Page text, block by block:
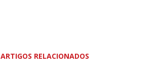
ARTIGOS RELACIONADOS